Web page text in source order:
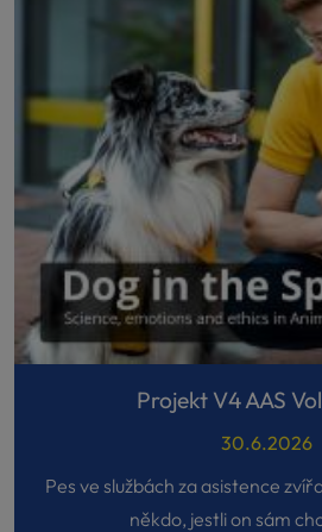
Projekt V4 AAS
30.6.2026
Pes ve službách za asistence
někdo, jestli on sám